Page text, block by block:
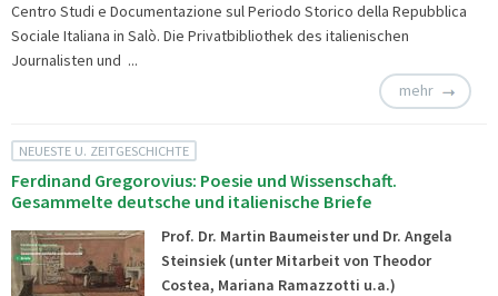
Centro Studi e Documentazione sul Periodo Storico della Repubblica
Sociale Italiana in Salò. Die Privatbibliothek des italienischen
Journalisten und ...
mehr
NEUESTE U. ZEITGESCHICHTE
Ferdinand Gregorovius: Poesie und Wissenschaft.
Gesammelte deutsche und italienische Briefe
Prof. Dr. Martin Baumeister und Dr. Angela
Steinsiek (unter Mitarbeit von Theodor
Costea, Mariana Ramazzotti u.a.)